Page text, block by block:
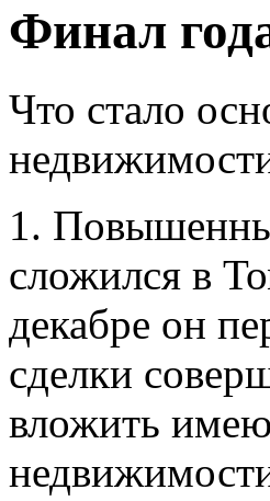
Финал
Что стало
1.
сложился в
декабре он
сделки
вложить